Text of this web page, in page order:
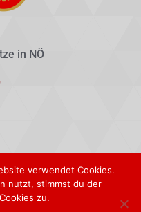
in NÖ
Winzendorf
verwendet Cookies.
nutzt, stimmst du der
zu.